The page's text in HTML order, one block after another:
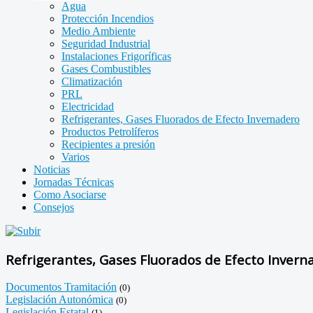
Agua
Protección Incendios
Medio Ambiente
Seguridad Industrial
Instalaciones Frigoríficas
Gases Combustibles
Climatización
PRL
Electricidad
Refrigerantes, Gases Fluorados de Efecto Invernadero
Productos Petrolíferos
Recipientes a presión
Varios
Noticias
Jornadas Técnicas
Como Asociarse
Consejos
Refrigerantes, Gases Fluorados de Efecto
Documentos Tramitación (0)
Legislación Autonómica (0)